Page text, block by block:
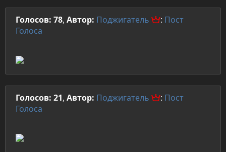
Голосов: 78, Автор: Поджигатель : Пост
Голоса
Голосов: 21, Автор: Поджигатель : Пост
Голоса